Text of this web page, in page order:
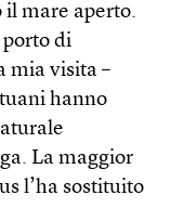
il mare aperto.
di
mia visita –
hanno
La maggior
l’ha sostituito